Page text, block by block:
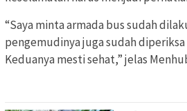
“Saya minta armada bus sudah
pengemudinya juga sudah diperiksa
Keduanya mesti sehat,” jelas